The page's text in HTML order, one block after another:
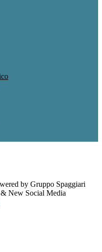
by Gruppo Spaggiari
New Social Media